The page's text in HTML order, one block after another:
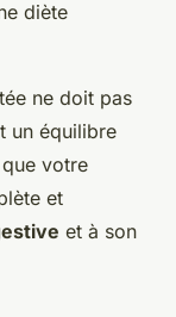
diète
ne doit pas
un équilibre
votre
et
et à son